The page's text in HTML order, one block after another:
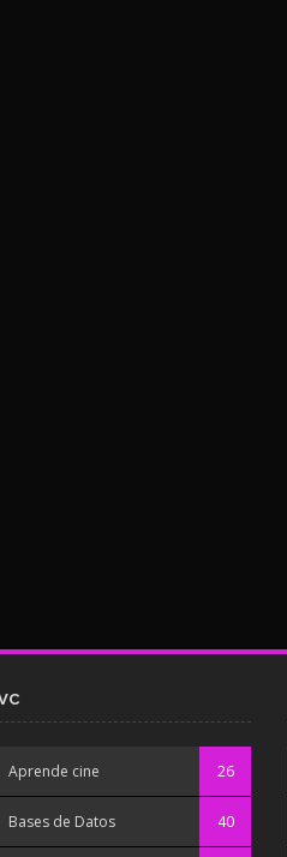
Aprende cine 26
Bases de Datos 40